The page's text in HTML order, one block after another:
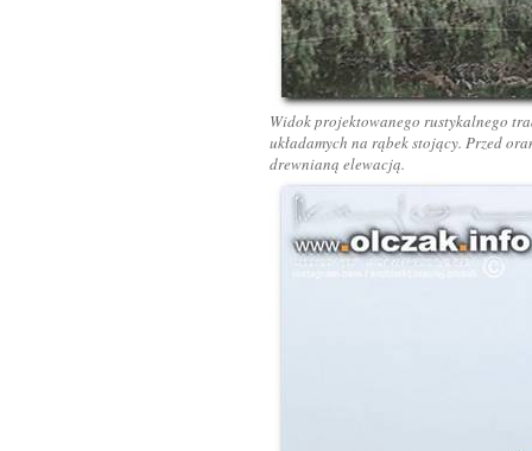
Widok projektowanego rustykalnego
układamych na rąbek stojący. Przed
drewnianą elewacją.